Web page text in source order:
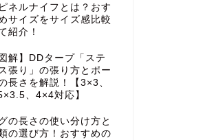
ネルナイフとは？おす
サイズをサイズ感比較
紹介！
図解】DDタープ「ステ
張り」の張り方とポー
長さを解説！【3×3、
、4×4対応】
の長さの使い分け方と
の選び方！おすすめの